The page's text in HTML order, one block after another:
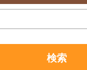
検索